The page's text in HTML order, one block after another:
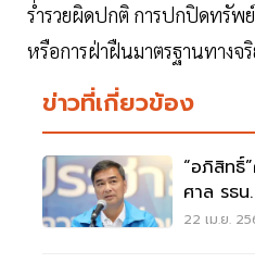
ร่ำรวยผิดปกติ การปกปิดทรัพ
หรือการฝ่าฝืนมาตรฐานทางจริ
ข่าวที่เกี่ยวข้อง
“อภิสิทธิ์
ศาล รธ
22 เม.ย.